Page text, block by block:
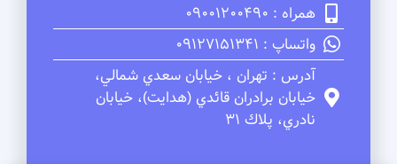
همراه : 09001200490
واتساپ : 09127151341
آدرس : تهران ، خيابان سعدي شمالي،
خيابان برادران قائدي (هدايت)، خيابان
نادري، پلاك 31